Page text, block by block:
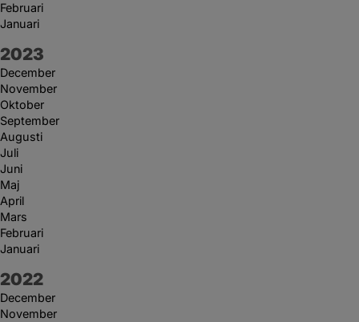
Februari
Januari
År:
2023
December
November
Oktober
September
Augusti
Juli
Juni
Maj
April
Mars
Februari
Januari
År:
2022
December
November